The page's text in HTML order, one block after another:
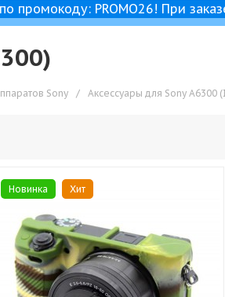
промокоду: PROMO26! При
Sony / Аксессуары для Sony A6300
Новинка Хит